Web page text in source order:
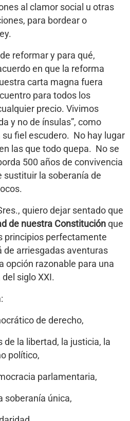
al clamor social u otras
para bordear o
reformar y para qué,
en que la reforma
carta magna fuera
para todos los
precio. Vivimos
y no de ínsulas”, como
su fiel escudero. No hay lugar
las que todo quepa. No se
500 años de convivencia
sustituir la soberanía de
quiero dejar sentado que
de nuestra Constituciónque
principios perfectamente
de arriesgadas aventuras
opción razonable para una
siglo XXI.
de derecho,
de la libertad, la justicia, la
político,
parlamentaria,
soberanía única,